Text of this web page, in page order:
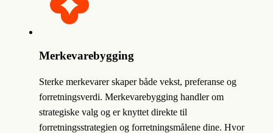
Merkevarebygging
Sterke merkevarer skaper både vekst, preferanse og
forretningsverdi. Merkevarebygging handler om
strategiske valg og er knyttet direkte til
forretningsstrategien og forretningsmålene dine. Hvor